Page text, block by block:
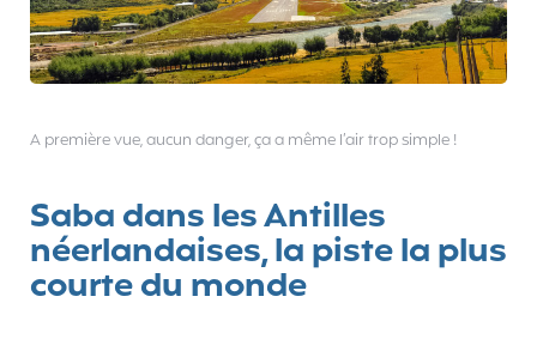
A première vue, aucun danger, ça a même l’air trop simple !
Saba dans les Antilles
néerlandaises, la piste la plus
courte du monde